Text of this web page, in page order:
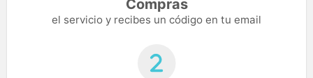
Compras
el servicio y recibes un código en tu email